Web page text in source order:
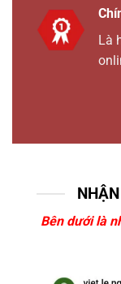
Là
Bên dưới là